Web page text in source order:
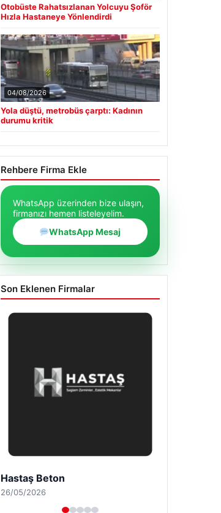
Otobüste Rahatsızlanan Yolcuyu Şoför
Hızla Hastaneye Yönlendirdi
04/08/2026
Yola düştü, metrobüs çarptı: Kadının
durumu kritik
Rehbere Firma Ekle
WhatsApp üzerinden bize ulaşın,
firmanızı hemen listeleyelim.
WhatsApp Mesaj
Son Eklenen Firmalar
Enes Kaplan Avukatlık Bürosu
28/04/2026